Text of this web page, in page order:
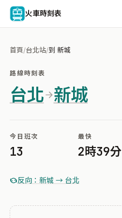
火車時刻表
首頁/台北站/到 新城
路線時刻表
台北 新城
今日班次
13
最快
2時39分
反向：新城 → 台北